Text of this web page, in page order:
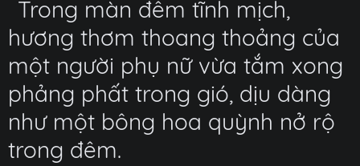
Trong màn đêm tĩnh mịch,
hương thơm thoang thoảng của
một người phụ nữ vừa tắm xong
phảng phất trong gió, dịu dàng
như một bông hoa quỳnh nở rộ
trong đêm.